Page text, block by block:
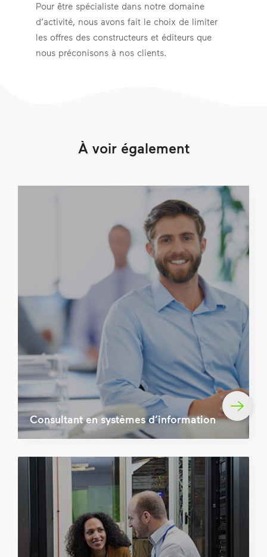
Pour être spécialiste dans notre domaine
d’activité, nous avons fait le choix de limiter
les offres des constructeurs et éditeurs que
nous préconisons à nos clients.
À voir également
Consultant en systèmes d’information